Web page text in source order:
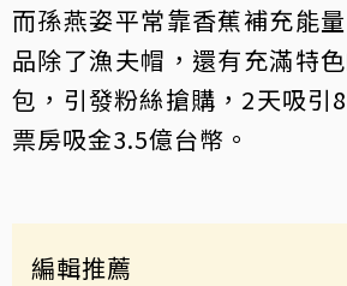
而孫燕姿平常靠香蕉補充能
品除了漁夫帽，還有充滿特
包，引發粉絲搶購，2天吸引
票房吸金3.5億台幣。
編輯推薦